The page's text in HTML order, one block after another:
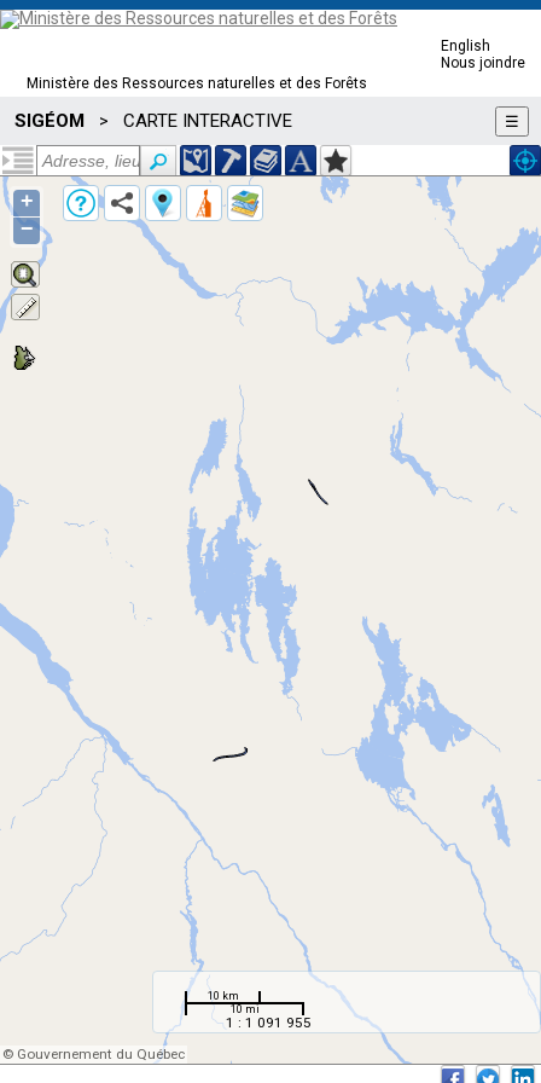
Ministère des Ressources naturelles et des Forêts
English
Nous joindre
SIGÉOM > CARTE INTERACTIVE ☰
10 km
10 mi
1 : 1 091 955
© Gouvernement du Québec
+
−